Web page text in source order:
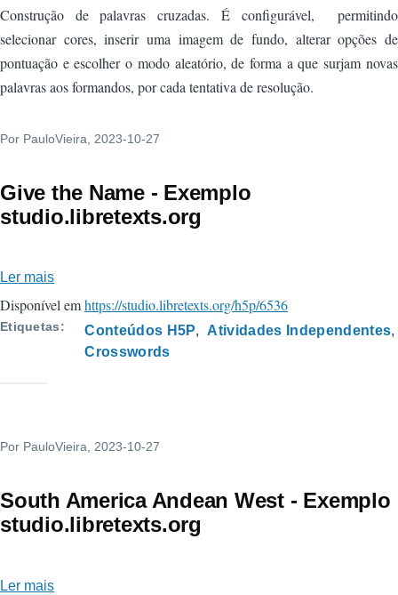
Construção de palavras cruzadas. É configurável, permitindo
selecionar cores, inserir uma imagem de fundo, alterar opções de
pontuação e escolher o modo aleatório, de forma a que surjam novas
palavras aos formandos, por cada tentativa de resolução.
Por PauloVieira , 2023-10-27
Give the Name - Exemplo
studio.libretexts.org
Ler mais
Give
the
Name
Disponível emhttps://studio.libretexts.org/h5p/6536
Etiquetas Conteúdos H5P
Atividades Independentes
Crosswords
Por PauloVieira, 2023-10-27
South America Andean West - Exemplo
studio.libretexts.org
Ler mais